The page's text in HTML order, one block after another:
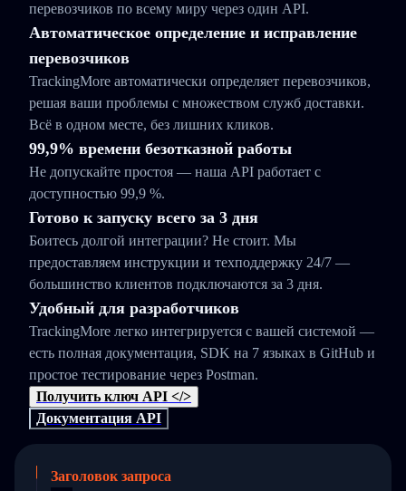
перевозчиков по всему миру через один API.
Автоматическое определение и исправление
перевозчиков
TrackingMore автоматически определяет перевозчиков,
решая ваши проблемы с множеством служб доставки.
Всё в одном месте, без лишних кликов.
99,9% времени безотказной работы
Не допускайте простоя — наша API работает с
доступностью 99,9 %.
Готово к запуску всего за 3 дня
Боитесь долгой интеграции? Не стоит. Мы
предоставляем инструкции и техподдержку 24/7 —
большинство клиентов подключаются за 3 дня.
Удобный для разработчиков
TrackingMore легко интегрируется с вашей системой —
есть полная документация, SDK на 7 языках в GitHub и
простое тестирование через Postman.
Получить ключ API </>
Документация API
Заголовок запроса